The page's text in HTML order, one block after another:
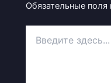
Обязательные поля
здесь...